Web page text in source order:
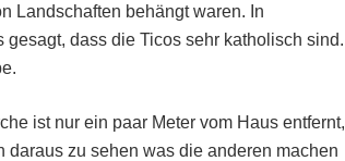
Landschaften behängt waren. In
dass die Ticos sehr katholisch sind.
ist nur ein paar Meter vom Haus entfernt,
zu sehen was die anderen machen